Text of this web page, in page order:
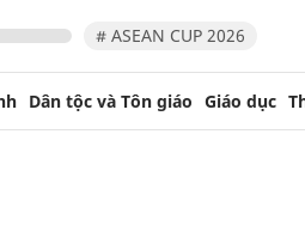
# ASEAN CUP 2026
Dân tộc và Tôn giáo Giáo dục